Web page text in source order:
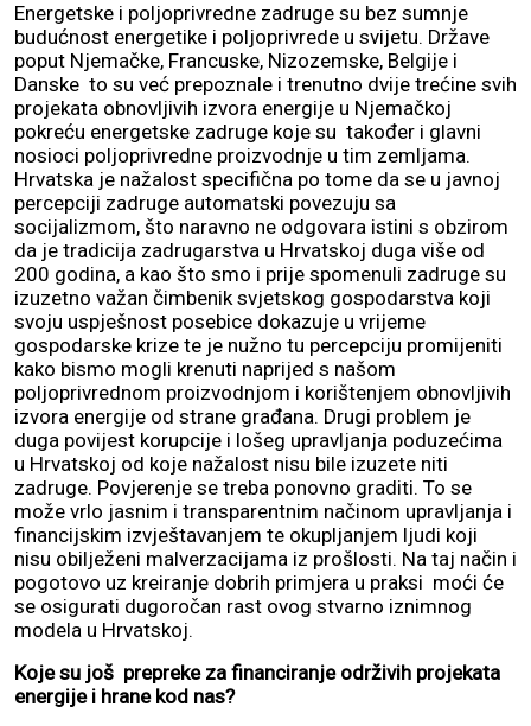
Energetske i poljoprivredne zadruge su bez sumnje
budućnost energetike i poljoprivrede u svijetu. Države
poput Njemačke, Francuske, Nizozemske, Belgije i
Danske to su već prepoznale i trenutno dvije trećine svih
projekata obnovljivih izvora energije u Njemačkoj
pokreću energetske zadruge koje su također i glavni
nosioci poljoprivredne proizvodnje u tim zemljama.
Hrvatska je nažalost specifična po tome da se u javnoj
percepciji zadruge automatski povezuju sa
socijalizmom, što naravno ne odgovara istini s obzirom
da je tradicija zadrugarstva u Hrvatskoj duga više od
200 godina, a kao što smo i prije spomenuli zadruge su
izuzetno važan čimbenik svjetskog gospodarstva koji
svoju uspješnost posebice dokazuje u vrijeme
gospodarske krize te je nužno tu percepciju promijeniti
kako bismo mogli krenuti naprijed s našom
poljoprivrednom proizvodnjom i korištenjem obnovljivih
izvora energije od strane građana. Drugi problem je
duga povijest korupcije i lošeg upravljanja poduzećima
u Hrvatskoj od koje nažalost nisu bile izuzete niti
zadruge. Povjerenje se treba ponovno graditi. To se
može vrlo jasnim i transparentnim načinom upravljanja i
financijskim izvještavanjem te okupljanjem ljudi koji
nisu obilježeni malverzacijama iz prošlosti. Na taj način i
pogotovo uz kreiranje dobrih primjera u praksi moći će
se osigurati dugoročan rast ovog stvarno iznimnog
modela u Hrvatskoj.
Koje su još prepreke za financiranje održivih projekata
energije i hrane kod nas?